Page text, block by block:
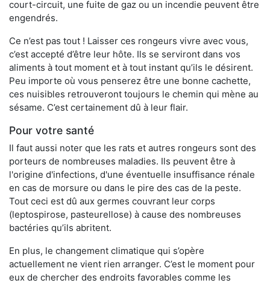
court-circuit, une fuite de gaz ou un incendie peuvent être
engendrés.
Ce n’est pas tout ! Laisser ces rongeurs vivre avec vous,
c’est accepté d’être leur hôte. Ils se serviront dans vos
aliments à tout moment et à tout instant qu’ils le désirent.
Peu importe où vous penserez être une bonne cachette,
ces nuisibles retrouveront toujours le chemin qui mène au
sésame. C’est certainement dû à leur flair.
Pour votre santé
Il faut aussi noter que les rats et autres rongeurs sont des
porteurs de nombreuses maladies. Ils peuvent être à
l'origine d'infections, d'une éventuelle insuffisance rénale
en cas de morsure ou dans le pire des cas de la peste.
Tout ceci est dû aux germes couvrant leur corps
(leptospirose, pasteurellose) à cause des nombreuses
bactéries qu’ils abritent.
En plus, le changement climatique qui s’opère
actuellement ne vient rien arranger. C’est le moment pour
eux de chercher des endroits favorables comme les